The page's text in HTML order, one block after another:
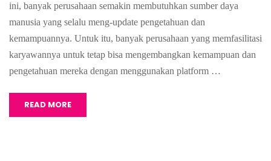
ini, banyak perusahaan semakin membutuhkan sumber daya
manusia yang selalu meng-update pengetahuan dan
kemampuannya. Untuk itu, banyak perusahaan yang memfasilitasi
karyawannya untuk tetap bisa mengembangkan kemampuan dan
pengetahuan mereka dengan menggunakan platform …
READ MORE